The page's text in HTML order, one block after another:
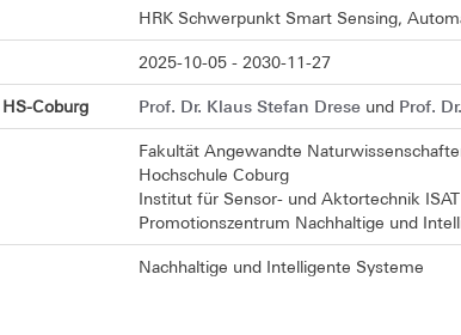
HRK Schwerpunkt Smart Sensing,
2025-10-05 - 2030-11-27
Coburg Prof. Dr. Klaus Stefan Drese und Prof.
Fakultät Angewandte
Hochschule Coburg
Institut für Sensor- und Aktortechnik ISAT
Promotionszentrum Nachhaltige und
Nachhaltige und Intelligente Systeme